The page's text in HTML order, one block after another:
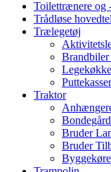
Toilettrænere og
Trådløse
Trælegetøj
Puttekasser
Traktor
Bruder
Bruder